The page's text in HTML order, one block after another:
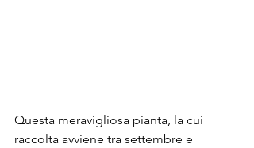
Questa meravigliosa pianta, la cui
raccolta avviene tra settembre e